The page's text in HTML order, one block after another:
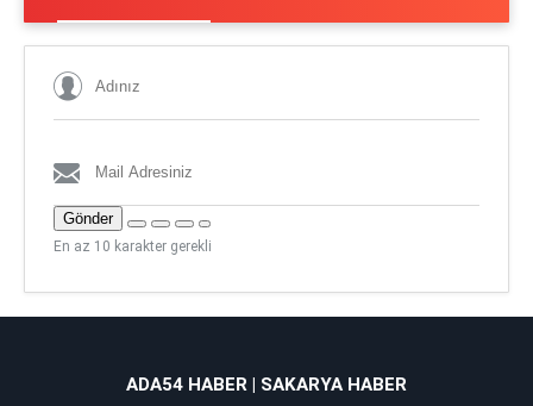
Gönder
En az 10 karakter gerekli
ADA54 HABER | SAKARYA HABER